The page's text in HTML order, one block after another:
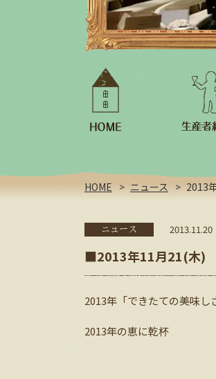
HOME ニュース 2013
ニュース 2013.11.20
■2013年11月21(木)
2013年「できたての美味し
2013年の恵に乾杯